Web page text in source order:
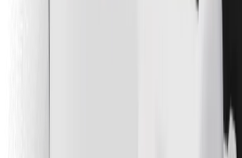
Términos y Condiciones
¡Conseguí un viaje en minutos!
Descargar la app de Bolt